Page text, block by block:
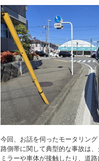
今回、お話を伺ったモータリン
路側帯に関して典型的な事故は
ミラーや車体が接触したり、道